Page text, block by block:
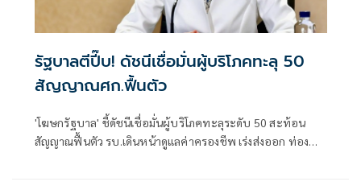
รัฐบาลตีปี๊บ! ดัชนีเชื่อมั่นผู้บริโภคทะลุ 50
สัญญาณศก.ฟื้นตัว
'โฆษกรัฐบาล' ชี้ดัชนีเชื่อมั่นผู้บริโภคทะลุระดับ 50 สะท้อน
สัญญาณฟื้นตัว รบ.เดินหน้าดูแลค่าครองชีพ เร่งส่งออก ท่อง